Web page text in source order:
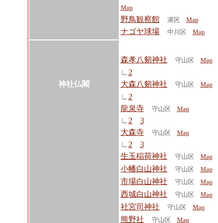
Map
野鳥観察館 港区 Map
ナゴヤ球場 中川区 Map
神社仏閣
森孝八剱神社 守山区 Map
∟ 2
大森八剱神社
守山区 Map
∟ 2
龍泉寺
守山区 Map
∟ 2
3
大森寺
守山区 Map
∟ 2
3
生玉稲荷神社
守山区 Map
小幡白山神社 守山区 Map
市場白山神社 守山区 Map
西城白山神社 守山区 Map
社宮司神社 守山区 Map
熊野社 守山区 Map